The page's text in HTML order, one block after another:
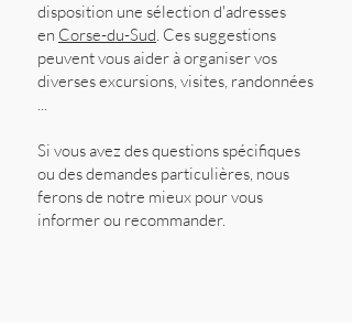
disposition une sélection d'adresses
en Corse-du-Sud. Ces suggestions
peuvent vous aider à organiser vos
diverses excursions, visites, randonnées
...
Si vous avez des questions spécifiques
ou des demandes particulières, nous
ferons de notre mieux pour vous
informer ou recommander.